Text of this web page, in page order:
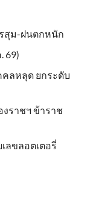
สุม-ฝนตกหนัก
69)
คลหลุด ยกระดับ
งราชฯ ข้าราช
ลขลอตเตอรี่